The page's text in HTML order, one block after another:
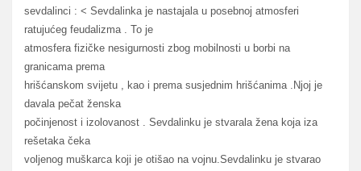
sevdalinci : < Sevdalinka je nastajala u posebnoj atmosferi
ratujućeg feudalizma . To je
atmosfera fizičke nesigurnosti zbog mobilnosti u borbi na
granicama prema
hrišćanskom svijetu , kao i prema susjednim hrišćanima .Njoj je
davala pečat ženska
počinjenost i izolovanost . Sevdalinku je stvarala žena koja iza
rešetaka čeka
voljenog muškarca koji je otišao na vojnu.Sevdalinku je stvarao